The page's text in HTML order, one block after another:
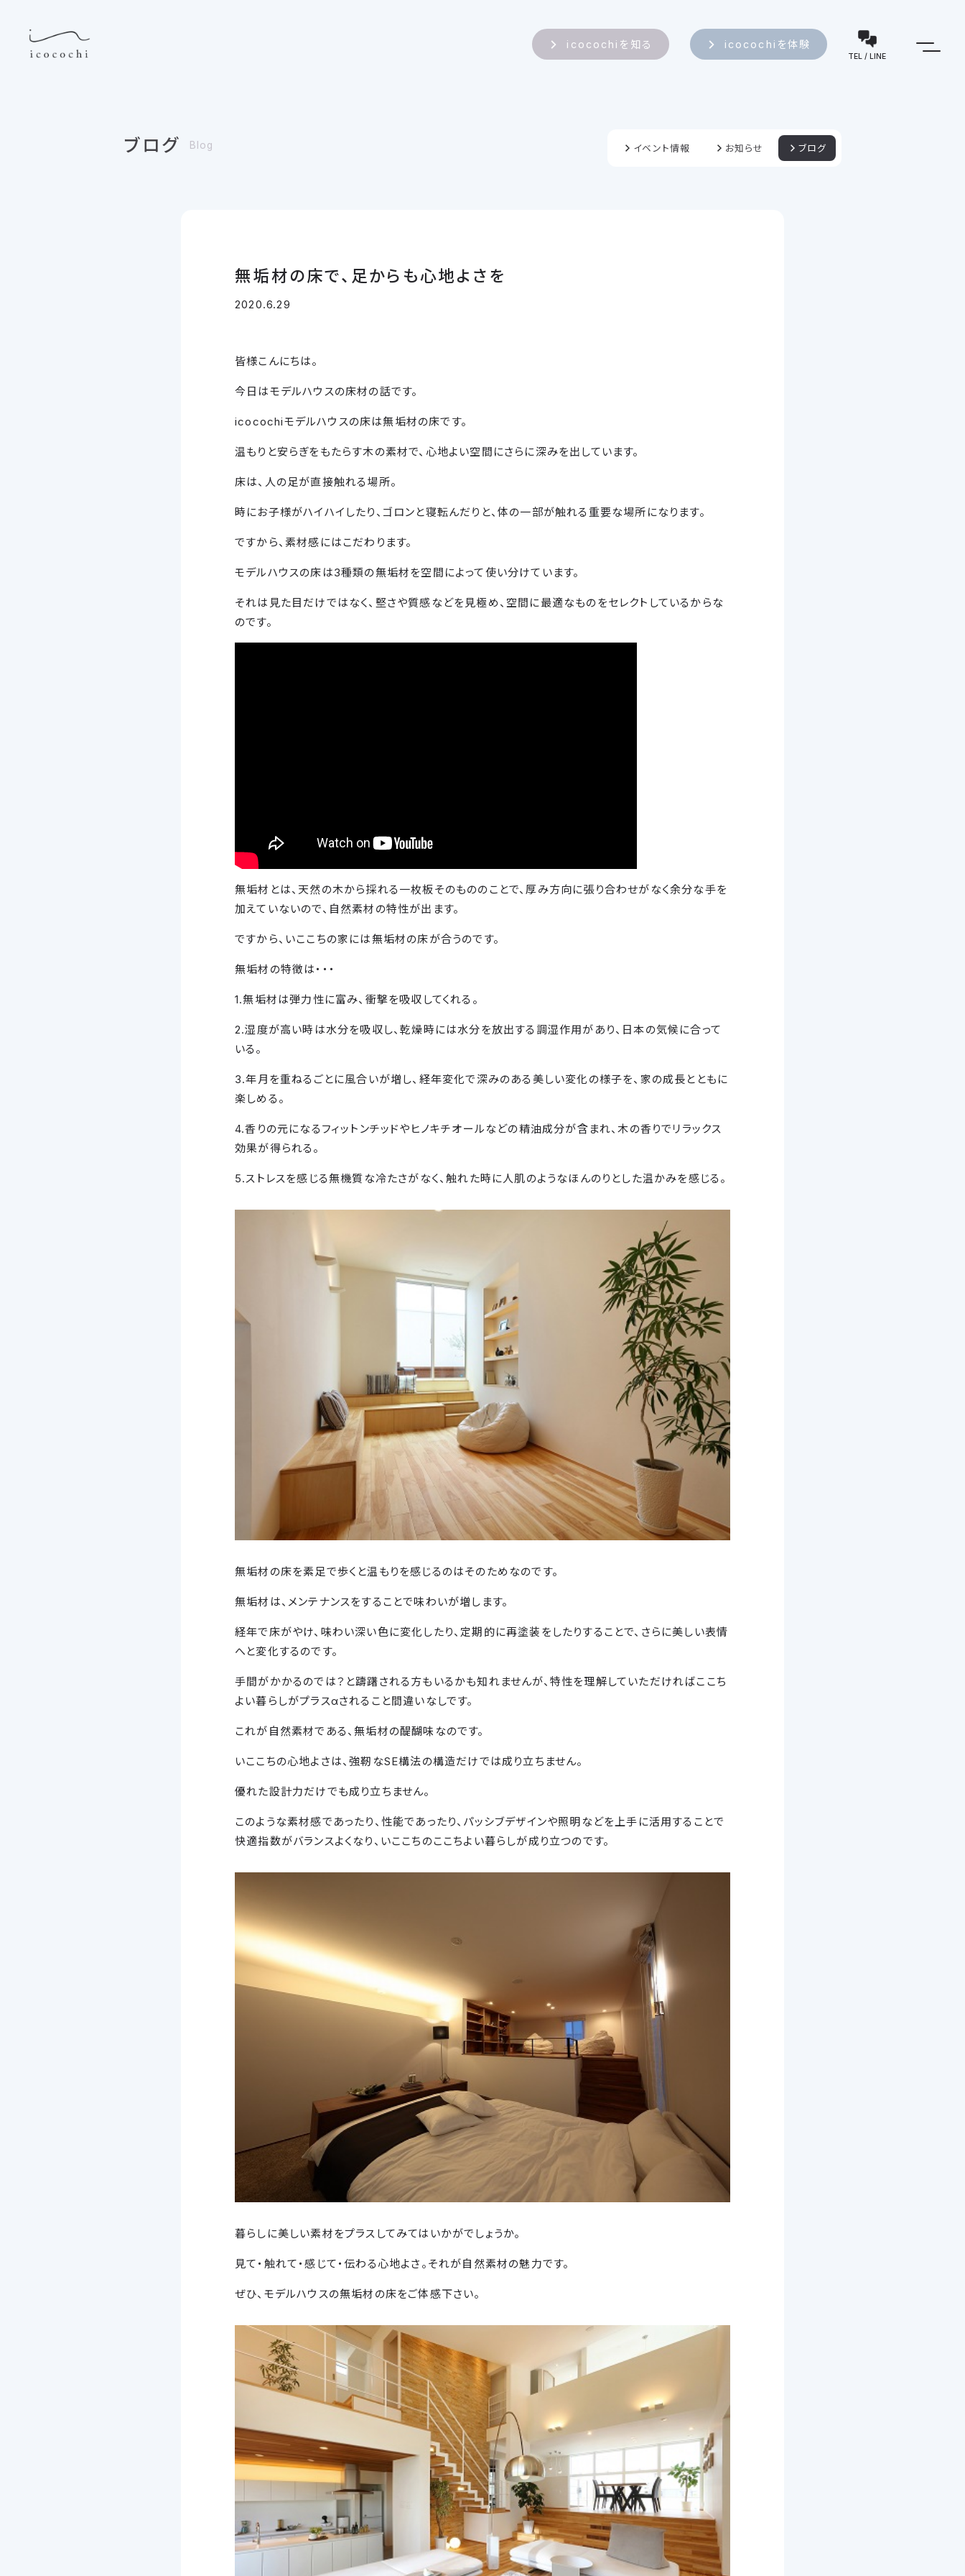
TEL / LINE
icocochiを知る icocochiを体験
ブログ Blog イベント情報 お知らせ ブログ
無垢材の床で、足からも心地よさを
2020.6.29
皆様こんにちは。
今日はモデルハウスの床材の話です。
icocochiモデルハウスの床は無垢材の床です。
温もりと安らぎをもたらす木の素材で、心地よい空間にさらに深みを出しています。
床は、人の足が直接触れる場所。
時にお子様がハイハイしたり、ゴロンと寝転んだりと、体の一部が触れる重要な場所になります。
ですから、素材感にはこだわります。
モデルハウスの床は3種類の無垢材を空間によって使い分けています。
それは見た目だけではなく、堅さや質感などを見極め、空間に最適なものをセレクトしているからな
のです。
無垢材とは、天然の木から採れる一枚板そのもののことで、厚み方向に張り合わせがなく余分な手を
加えていないので、自然素材の特性が出ます。
ですから、いここちの家には無垢材の床が合うのです。
無垢材の特徴は・・・
1.無垢材は弾力性に富み、衝撃を吸収してくれる。
2.湿度が高い時は水分を吸収し、乾燥時には水分を放出する調湿作用があり、日本の気候に合って
いる。
3.年月を重ねるごとに風合いが増し、経年変化で深みのある美しい変化の様子を、家の成長とともに
楽しめる。
4.香りの元になるフィットンチッドやヒノキチオールなどの精油成分が含まれ、木の香りでリラックス
効果が得られる。
5.ストレスを感じる無機質な冷たさがなく、触れた時に人肌のようなほんのりとした温かみを感じる。
無垢材の床を素足で歩くと温もりを感じるのはそのためなのです。
無垢材は、メンテナンスをすることで味わいが増します。
経年で床がやけ、味わい深い色に変化したり、定期的に再塗装をしたりすることで、さらに美しい表情
へと変化するのです。
手間がかかるのでは？と躊躇される方もいるかも知れませんが、特性を理解していただければここち
よい暮らしがプラスαされること間違いなしです。
これが自然素材である、無垢材の醍醐味なのです。
いここちの心地よさは、強靭なSE構法の構造だけでは成り立ちません。
優れた設計力だけでも成り立ちません。
このような素材感であったり、性能であったり、パッシブデザインや照明などを上手に活用することで
快適指数がバランスよくなり、いここちのここちよい暮らしが成り立つのです。
暮らしに美しい素材をプラスしてみてはいかがでしょうか。
見て・触れて・感じて・伝わる心地よさ。それが自然素材の魅力です。
ぜひ、モデルハウスの無垢材の床をご体感下さい。